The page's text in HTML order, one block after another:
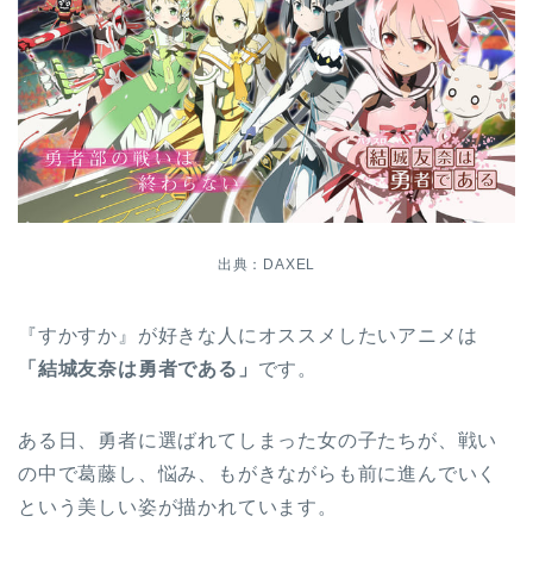
出典：DAXEL
『すかすか』が好きな人にオススメしたいアニメは
「結城友奈は勇者である」 です。
ある日、勇者に選ばれてしまった女の子たちが、戦い
の中で葛藤し、悩み、もがきながらも前に進んでいく
という美しい姿が描かれています。